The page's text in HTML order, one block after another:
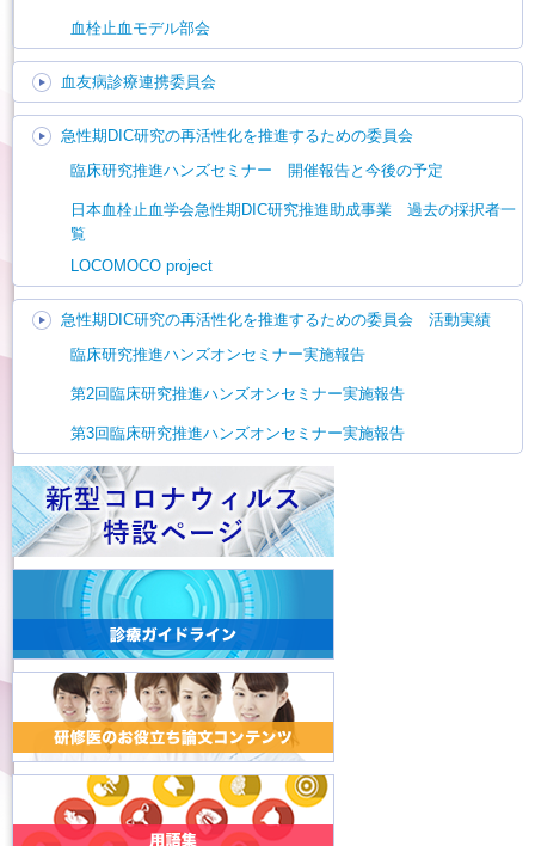
血栓止血モデル部会
血友病診療連携委員会
急性期DIC研究の再活性化を推進するための委員会
臨床研究推進ハンズセミナー 開催報告と今後の予定
日本血栓止血学会急性期DIC研究推進助成事業 過去の採択者一
覧
LOCOMOCO project
急性期DIC研究の再活性化を推進するための委員会 活動実績
臨床研究推進ハンズオンセミナー実施報告
第2回臨床研究推進ハンズオンセミナー実施報告
第3回臨床研究推進ハンズオンセミナー実施報告